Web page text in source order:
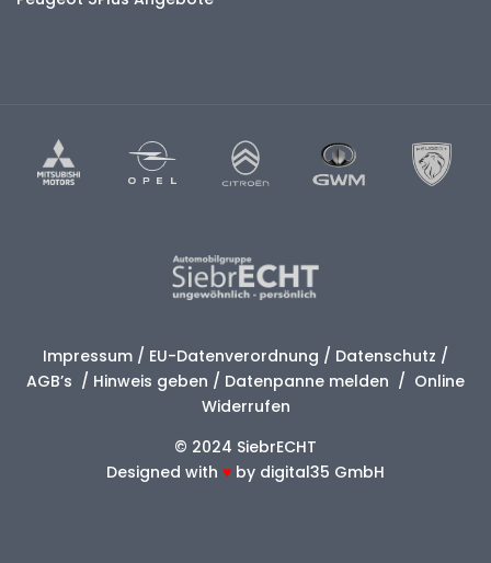
Impressum / EU-Datenverordnung / Datenschutz /
AGB’s / Hinweis geben / Datenpanne melden / Online
Widerrufen
© 2024 SiebrECHT
Designed with ♥ by digital35 GmbH